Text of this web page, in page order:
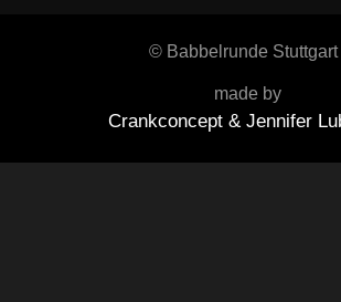
© Babbelrunde Stuttgart
made by
Crankconcept & Jennifer